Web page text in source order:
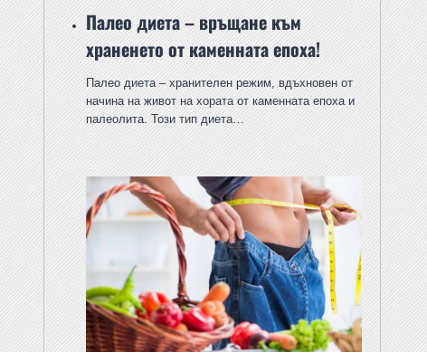
Палео диета – връщане към
храненето от каменната епоха!
Палео диета – хранителен режим, вдъхновен от
начина на живот на хората от каменната епоха и
палеолита. Този тип диета…